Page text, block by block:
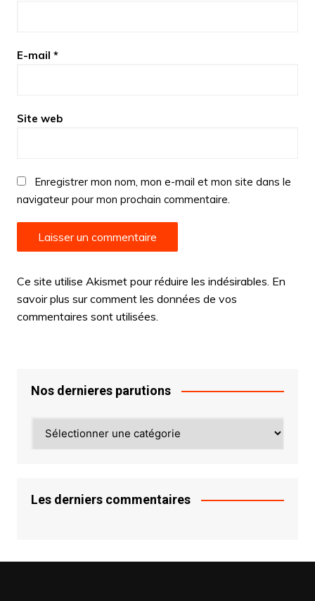
E-mail *
Site web
Enregistrer mon nom, mon e-mail et mon site dans le
navigateur pour mon prochain commentaire.
Ce site utilise Akismet pour réduire les indésirables. En
savoir plus sur comment les données de vos
commentaires sont utilisées.
Nos dernieres parutions
dernieres
Les derniers commentaires